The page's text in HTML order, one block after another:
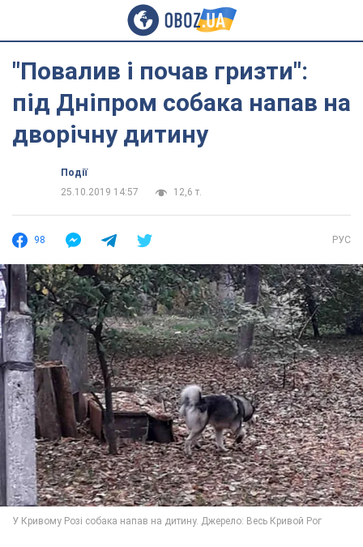
"Повалив і почав гризти":
під Дніпром собака напав на
дворічну дитину
Події
25.10.2019 14:57
12,6 т.
98 РУС